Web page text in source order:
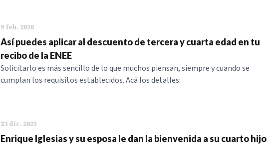
9 feb. 2026
Así puedes aplicar al descuento de tercera y cuarta edad en tu
recibo de la ENEE
Solicitarlo es más sencillo de lo que muchos piensan, siempre y cuando se
cumplan los requisitos establecidos. Acá los detalles:
23 dic. 2025
Enrique Iglesias y su esposa le dan la bienvenida a su cuarto hijo